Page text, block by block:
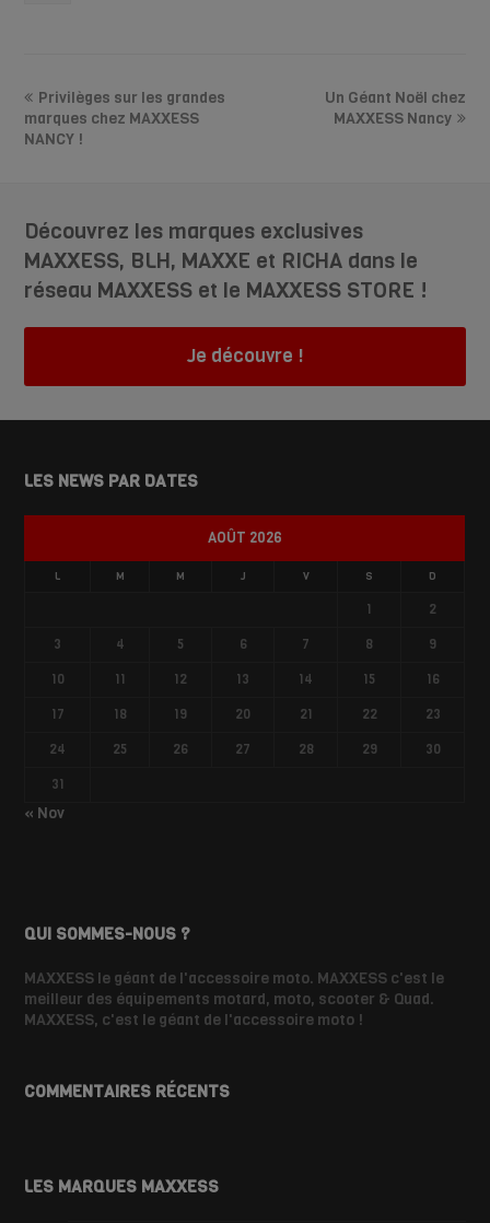
Privilèges sur les grandes
marques chez MAXXESS
NANCY !
Un Géant Noël chez
MAXXESS Nancy
Découvrez les marques exclusives
MAXXESS, BLH, MAXXE et RICHA dans le
réseau MAXXESS et le MAXXESS STORE !
Je découvre !
LES NEWS PAR DATES
AOÛT 2026
L M M J V S D
1
2
3
4 5 6 7 8
9
10
11 12 13 14 15
16
17
18 19 20 21 22
23
24
25 26 27 28 29
30
31
« Nov
QUI SOMMES-NOUS ?
MAXXESS le géant de l'accessoire moto. MAXXESS c'est le
meilleur des équipements motard, moto, scooter & Quad.
MAXXESS, c'est le géant de l'accessoire moto !
COMMENTAIRES RÉCENTS
LES MARQUES MAXXESS